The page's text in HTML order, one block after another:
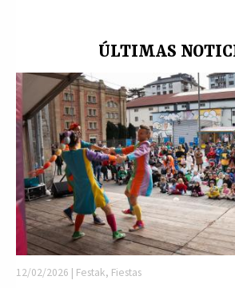
ÚLTIMAS
12/02/2026 | Festak, Fiestas